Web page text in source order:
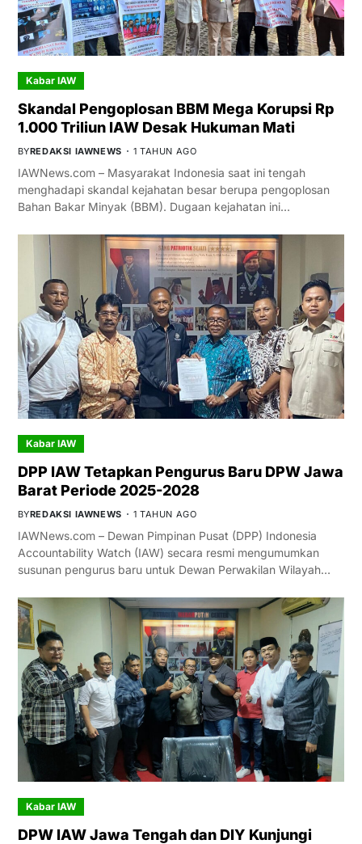
Kabar IAW
Skandal Pengoplosan BBM Mega Korupsi Rp
1.000 Triliun IAW Desak Hukuman Mati
BYREDAKSI IAWNEWS 1 TAHUN AGO
IAWNews.com – Masyarakat Indonesia saat ini tengah
menghadapi skandal kejahatan besar berupa pengoplosan
Bahan Bakar Minyak (BBM). Dugaan kejahatan ini…
Kabar IAW
DPP IAW Tetapkan Pengurus Baru DPW Jawa
Barat Periode 2025-2028
BYREDAKSI IAWNEWS 1 TAHUN AGO
IAWNews.com – Dewan Pimpinan Pusat (DPP) Indonesia
Accountability Watch (IAW) secara resmi mengumumkan
susunan pengurus baru untuk Dewan Perwakilan Wilayah…
Kabar IAW
DPW IAW Jawa Tengah dan DIY Kunjungi